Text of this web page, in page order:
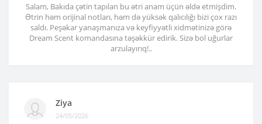
Salam, Bakıda çətin tapılan bu ətri anam üçün əldə etmişdim.
Ətrin həm orijinal notları, həm də yüksək qalıcılığı bizi çox razı
saldı. Peşəkar yanaşmanıza və keyfiyyətli xidmətinizə görə
Dream Scent komandasına təşəkkür edirik. Sizə bol uğurlar
arzulayırıq!..
Ziya
24/05/2026